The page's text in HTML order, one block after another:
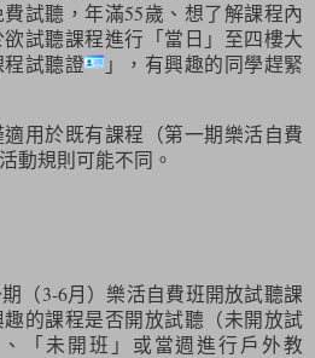
試聽，年滿55歲、想了解課程內
試聽課程進行「當日」至四樓大
試聽證
」，有興趣的同學趕緊
用於既有課程（第一期樂活自費
動規則可能不同。
（3-6月）樂活自費班開放試聽課
的課程是否開放試聽（未開放試
「未開班」或當週進行戶外教